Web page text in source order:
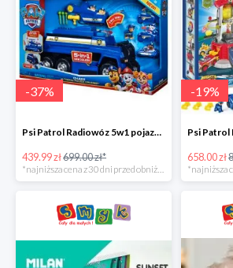
-37%
Psi Patrol Radiowóz 5w1 pojazd ratunkowy z figurką Chase'a -37%
439.99 zł699.00 zł*
-19%
658.00 zł